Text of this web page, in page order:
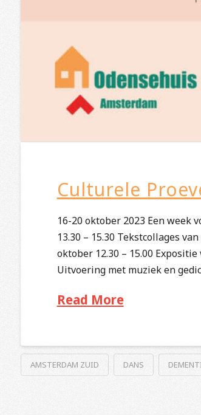
Culturele
16-20 oktober 2023 Een week
13.30 – 15.30 Tekstcollages
oktober 12.30 – 15.00
Uitvoering met muziek en
Read More
AMSTERDAM ZUID DANS